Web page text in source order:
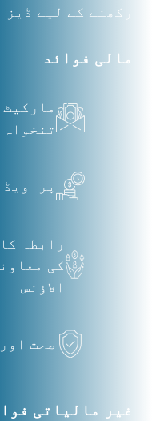
رکھنے کے لیے
مالی فوائد
تنخواہ
رابطہ
کی
الاؤنس
صحت
غیر مالیاتی